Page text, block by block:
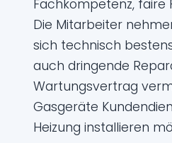
Fachkompetenz, faire
Die Mitarbeiter
sich technisch
auch dringende
Wartungsvertrag
Gasgeräte
Heizung installieren